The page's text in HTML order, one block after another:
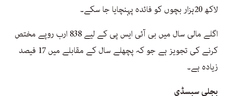
لاکھ 20ہزار بچوں کو فائدہ پہنچایا جا سکے۔
اگلے مالی سال میں بی آئی ایس پی کے لیے 838 ارب روپے مختص
کرنے کی تجویز ہے جو کہ پچھلے سال کے مقابلے میں 17 فیصد
زیادہ ہے۔
بجلی سبسڈی